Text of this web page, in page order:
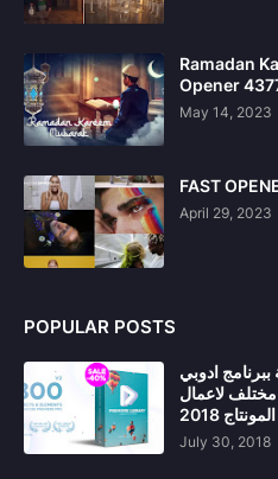
Ramadan
Opener
May 14, 2023
FAST
April 29, 2023
POPULAR POSTS
ادوبي
و تأثير مختلف لاعمال
المونتاج 2018
July 30, 2018